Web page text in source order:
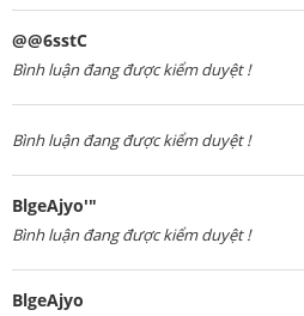
@@6sstC
Bình luận đang được kiểm duyệt !
Bình luận đang được kiểm duyệt !
BlgeAjyo'"
Bình luận đang được kiểm duyệt !
BlgeAjyo